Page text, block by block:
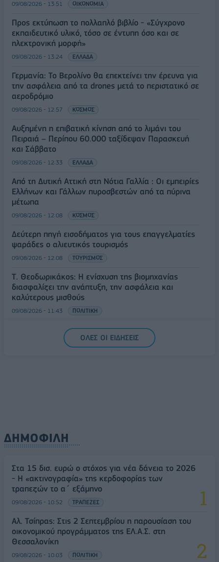
09/08/2026 - 13:51 ΟΙΚΟΝΟΜΙΑ
Προς εκτύπωση το πολλαπλό βιβλίο - «Σύγχρονο
εκπαιδευτικό υλικό, τόσο σε έντυπη όσο και σε
ηλεκτρονική μορφή»
09/08/2026 - 13:24 ΕΛΛΑΔΑ
Γερμανία: Το Βερολίνο θα επεκτείνει την έρευνα για
την ασφάλεια από τα drones μετά το περιστατικό σε
αεροδρόμιο
09/08/2026 - 12:57 ΚΟΣΜΟΣ
Αυξημένη η επιβατική κίνηση από το λιμάνι του
Πειραιά – Περίπου 60.000 ταξίδεψαν Παρασκευή
και Σάββατο
09/08/2026 - 12:33 ΕΛΛΑΔΑ
Από τη Δυτική Αττική στη Νότια Γαλλία : Οι εμπειρίες
Ελλήνων και Γάλλων πυροσβεστών από τα πύρινα
μέτωπα
09/08/2026 - 12:08 ΚΟΣΜΟΣ
Δεύτερη πηγή εισοδήματος για τους επαγγελματίες
ψαράδες ο αλιευτικός τουρισμός
09/08/2026 - 12:08 ΤΟΥΡΙΣΜΟΣ
Τ. Θεοδωρικάκος: Η ενίσχυση της βιομηχανίας
διασφαλίζει την ανάπτυξη, την ασφάλεια και
καλύτερους μισθούς
09/08/2026 - 11:43 ΠΟΛΙΤΙΚΗ
Υπ. Μεταφορών: Οριστική λύση στο ζήτημα των
πινακίδων κυκλοφορίας - Τέλος στις χρονοβόρες
ΟΛΕΣ ΟΙ ΕΙΔΗΣΕΙΣ
ΔΗΜΟΦΙΛΗ
Στα 15 δισ. ευρώ ο στόχος για νέα δάνεια το 2026
- Η «ακτινογραφία» της κερδοφορίας των
τραπεζών το α΄ εξάμηνο
09/08/2026 - 10:52 ΤΡΑΠΕΖΕΣ
Αλ. Τσίπρας: Στις 2 Σεπτεμβρίου η παρουσίαση του
οικονομικού προγράμματος της ΕΛ.Α.Σ. στη
Θεσσαλονίκη
09/08/2026 - 10:03 ΠΟΛΙΤΙΚΗ